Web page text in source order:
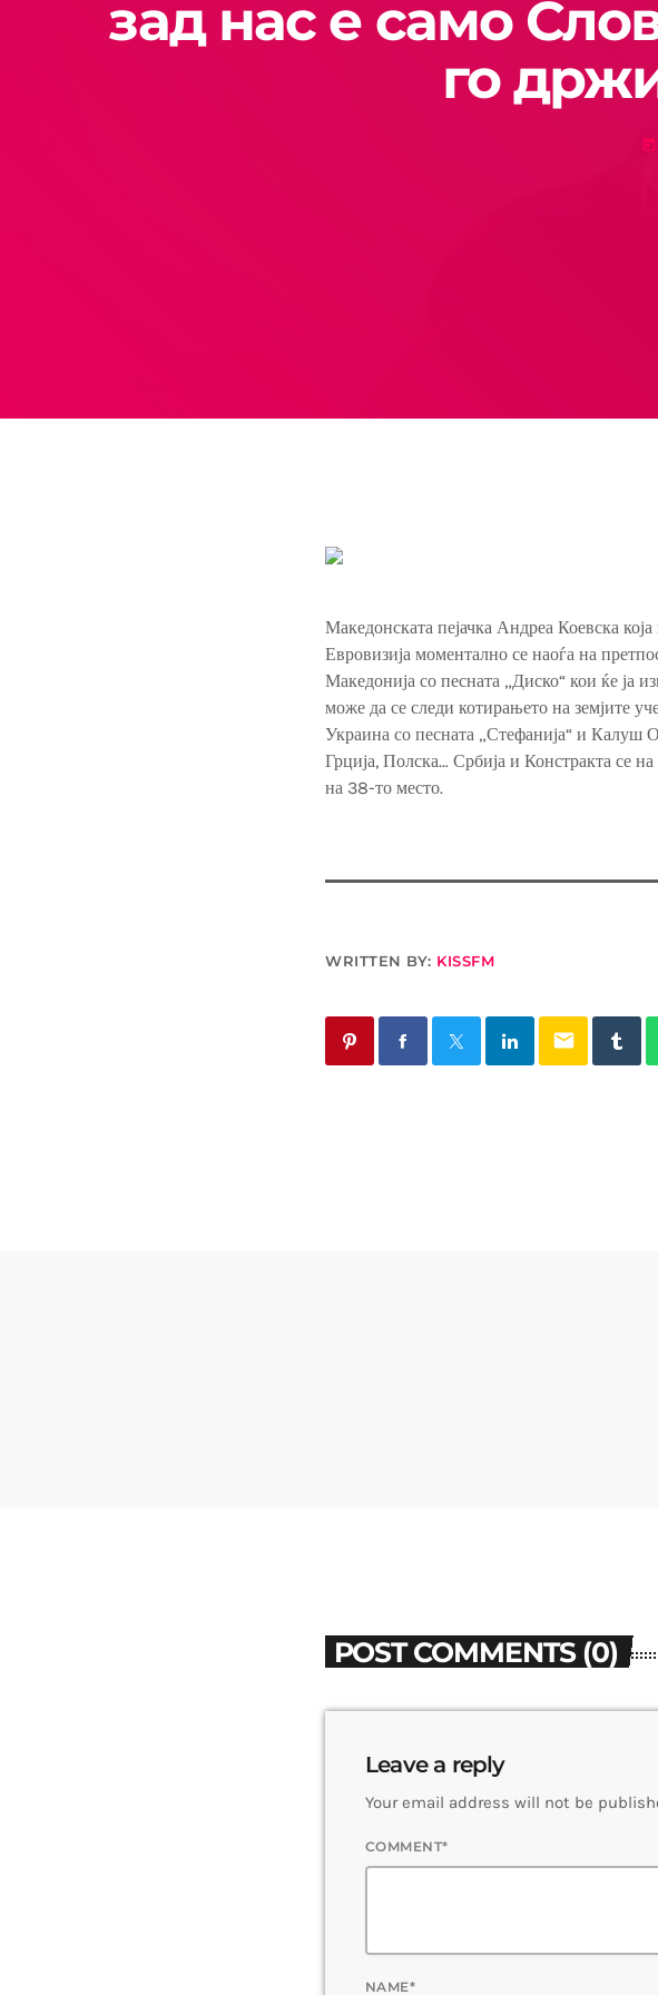
зад нас е само
го
today
Македонската пејачка Андреа Коевска
Евровизија моментално се наоѓа на
Македонија со песната „Диско“ кои ќе ја
може да се следи котирањето на земјите
Украина со песната „Стефанија“ и Калуш
Грција, Полска… Србија и Констракта се
на 38-то место.
WRITTEN BY: KISSFM
email
POST COMMENTS (0)
Leave a reply
Your email address will not be
COMMENT*
NAME*